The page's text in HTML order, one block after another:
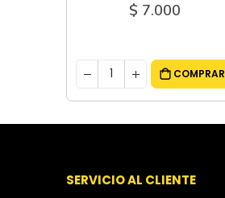
$ 7.000
COMPRAR
SERVICIO AL CLIENTE